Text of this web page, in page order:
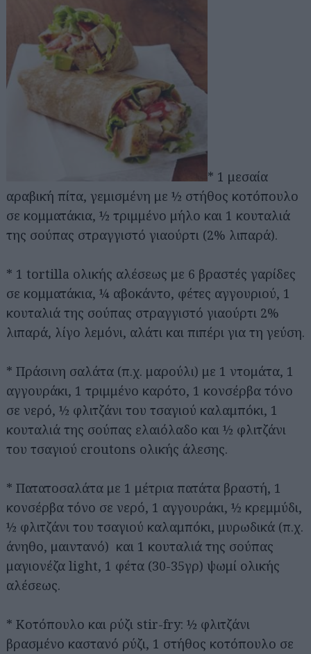
* 1 μεσαία
αραβική πίτα, γεμισμένη με ½ στήθος κοτόπουλο
σε κομματάκια, ½ τριμμένο μήλο και 1 κουταλιά
της σούπας στραγγιστό γιαούρτι (2% λιπαρά).
* 1 tortilla ολικής αλέσεως με 6 βραστές γαρίδες
σε κομματάκια, ¼ αβοκάντο, φέτες αγγουριού, 1
κουταλιά της σούπας στραγγιστό γιαούρτι 2%
λιπαρά, λίγο λεμόνι, αλάτι και πιπέρι για τη γεύση.
* Πράσινη σαλάτα (π.χ. μαρούλι) με 1 ντομάτα, 1
αγγουράκι, 1 τριμμένο καρότο, 1 κονσέρβα τόνο
σε νερό, ½ φλιτζάνι του τσαγιού καλαμπόκι, 1
κουταλιά της σούπας ελαιόλαδο και ½ φλιτζάνι
του τσαγιού croutons ολικής άλεσης.
* Πατατοσαλάτα με 1 μέτρια πατάτα βραστή, 1
κονσέρβα τόνο σε νερό, 1 αγγουράκι, ½ κρεμμύδι,
½ φλιτζάνι του τσαγιού καλαμπόκι, μυρωδικά (π.χ.
άνηθο, μαιντανό) και 1 κουταλιά της σούπας
μαγιονέζα light, 1 φέτα (30-35γρ) ψωμί ολικής
αλέσεως.
* Κοτόπουλο και ρύζι stir-fry: ½ φλιτζάνι
βρασμένο καστανό ρύζι, 1 στήθος κοτόπουλο σε